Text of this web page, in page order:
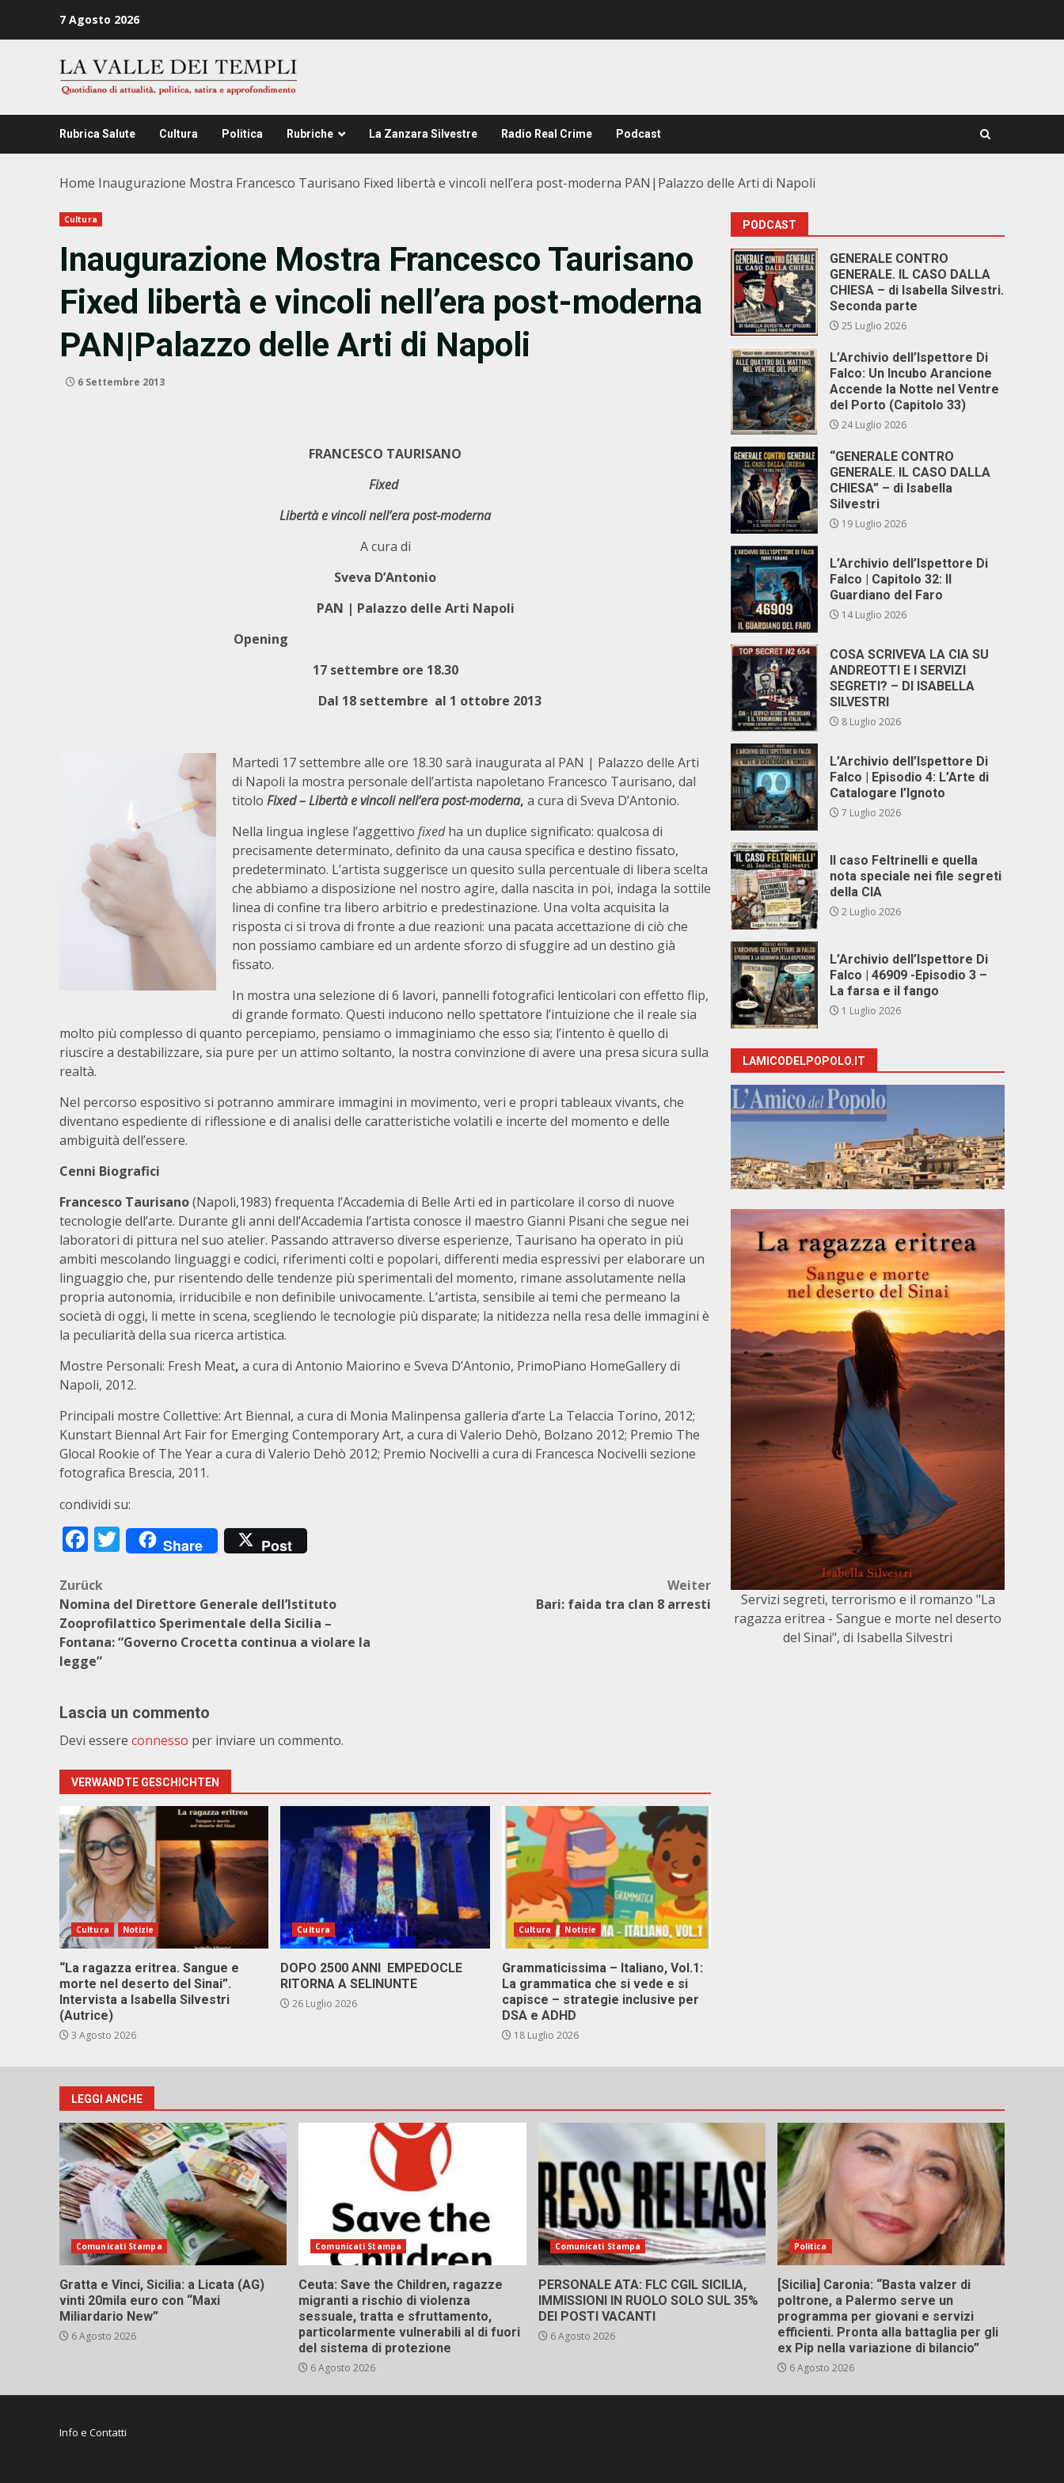
7 Agosto 2026
Rubrica Salute Cultura Politica Rubriche La Zanzara Silvestre Radio Real Crime Podcast
Home Inaugurazione Mostra Francesco Taurisano Fixed libertà e vincoli nell’era post-moderna PAN|Palazzo delle Arti di Napoli
Cultura
Inaugurazione Mostra Francesco Taurisano
Fixed libertà e vincoli nell’era post-moderna
PAN|Palazzo delle Arti di Napoli
6 Settembre 2013
FRANCESCO TAURISANO
Fixed
Libertà e vincoli nell’era post-moderna
A cura di
Sveva D’Antonio
PAN | Palazzo delle Arti Napoli
Opening
17 settembre ore 18.30
Dal 18 settembre al 1 ottobre 2013
Martedì 17 settembre alle ore 18.30 sarà inaugurata al PAN | Palazzo delle Arti
di Napoli la mostra personale dell’artista napoletano Francesco Taurisano, dal
titolo Fixed – Libertà e vincoli nell’era post-moderna, a cura di Sveva D’Antonio.
Nella lingua inglese l’aggettivo fixedha un duplice significato: qualcosa di
precisamente determinato, definito da una causa specifica e destino fissato,
predeterminato. L’artista suggerisce un quesito sulla percentuale di libera scelta
che abbiamo a disposizione nel nostro agire, dalla nascita in poi, indaga la sottile
linea di confine tra libero arbitrio e predestinazione. Una volta acquisita la
risposta ci si trova di fronte a due reazioni: una pacata accettazione di ciò che
non possiamo cambiare ed un ardente sforzo di sfuggire ad un destino già
fissato.
In mostra una selezione di 6 lavori, pannelli fotografici lenticolari con effetto flip,
di grande formato. Questi inducono nello spettatore l’intuizione che il reale sia
molto più complesso di quanto percepiamo, pensiamo o immaginiamo che esso sia; l’intento è quello di
riuscire a destabilizzare, sia pure per un attimo soltanto, la nostra convinzione di avere una presa sicura sulla
realtà.
Nel percorso espositivo si potranno ammirare immagini in movimento, veri e propri tableaux vivants, che
diventano espediente di riflessione e di analisi delle caratteristiche volatili e incerte del momento e delle
ambiguità dell’essere.
Cenni Biografici
Francesco Taurisano(Napoli,1983) frequenta l’Accademia di Belle Arti ed in particolare il corso di nuove
tecnologie dell’arte. Durante gli anni dell’Accademia l’artista conosce il maestro Gianni Pisani che segue nei
laboratori di pittura nel suo atelier. Passando attraverso diverse esperienze, Taurisano ha operato in più
ambiti mescolando linguaggi e codici, riferimenti colti e popolari, differenti media espressivi per elaborare un
linguaggio che, pur risentendo delle tendenze più sperimentali del momento, rimane assolutamente nella
propria autonomia, irriducibile e non definibile univocamente. L’artista, sensibile ai temi che permeano la
società di oggi, li mette in scena, scegliendo le tecnologie più disparate; la nitidezza nella resa delle immagini è
la peculiarità della sua ricerca artistica.
Mostre Personali: Fresh Meat, a cura di Antonio Maiorino e Sveva D’Antonio, PrimoPiano HomeGallery di
Napoli, 2012.
Principali mostre Collettive: Art Biennal, a cura di Monia Malinpensa galleria d’arte La Telaccia Torino, 2012;
Kunstart Biennal Art Fair for Emerging Contemporary Art, a cura di Valerio Dehò, Bolzano 2012; Premio The
Glocal Rookie of The Year a cura di Valerio Dehò 2012; Premio Nocivelli a cura di Francesca Nocivelli sezione
fotografica Brescia, 2011.
condividi su:
Facebook
Twitter
Share Post
Beitragsnavigation
Zurück
Nomina del Direttore Generale dell’Istituto
Zooprofilattico Sperimentale della Sicilia –
Fontana: “Governo Crocetta continua a violare la
legge”
Weiter
Bari: faida tra clan 8 arresti
Lascia un commento
Devi essere connesso per inviare un commento.
VERWANDTE GESCHICHTEN
Cultura Notizie
“La ragazza eritrea. Sangue e
morte nel deserto del Sinai”.
Intervista a Isabella Silvestri
(Autrice)
3 Agosto 2026
Cultura
DOPO 2500 ANNI EMPEDOCLE
RITORNA A SELINUNTE
26 Luglio 2026
Cultura Notizie
Grammaticissima – Italiano, Vol.1:
La grammatica che si vede e si
capisce – strategie inclusive per
DSA e ADHD
18 Luglio 2026
PODCAST
GENERALE CONTRO
GENERALE. IL CASO DALLA
CHIESA – di Isabella Silvestri.
Seconda parte
25 Luglio 2026
L’Archivio dell’Ispettore Di
Falco: Un Incubo Arancione
Accende la Notte nel Ventre
del Porto (Capitolo 33)
24 Luglio 2026
“GENERALE CONTRO
GENERALE. IL CASO DALLA
CHIESA” – di Isabella
Silvestri
19 Luglio 2026
L’Archivio dell’Ispettore Di
Falco | Capitolo 32: Il
Guardiano del Faro
14 Luglio 2026
COSA SCRIVEVA LA CIA SU
ANDREOTTI E I SERVIZI
SEGRETI? – DI ISABELLA
SILVESTRI
8 Luglio 2026
L’Archivio dell’Ispettore Di
Falco | Episodio 4: L’Arte di
Catalogare l’Ignoto
7 Luglio 2026
Il caso Feltrinelli e quella
nota speciale nei file segreti
della CIA
2 Luglio 2026
L’Archivio dell’Ispettore Di
Falco | 46909 -Episodio 3 –
La farsa e il fango
1 Luglio 2026
LAMICODELPOPOLO.IT
Servizi segreti, terrorismo e il romanzo "La
ragazza eritrea - Sangue e morte nel deserto
del Sinai", di Isabella Silvestri
LEGGI ANCHE
Comunicati Stampa
Gratta e Vinci, Sicilia: a Licata (AG)
vinti 20mila euro con “Maxi
Miliardario New”
6 Agosto 2026
Comunicati Stampa
Ceuta: Save the Children, ragazze
migranti a rischio di violenza
sessuale, tratta e sfruttamento,
particolarmente vulnerabili al di fuori
del sistema di protezione
6 Agosto 2026
Comunicati Stampa
PERSONALE ATA: FLC CGIL SICILIA,
IMMISSIONI IN RUOLO SOLO SUL 35%
DEI POSTI VACANTI
6 Agosto 2026
Politica
[Sicilia] Caronia: “Basta valzer di
poltrone, a Palermo serve un
programma per giovani e servizi
efficienti. Pronta alla battaglia per gli
ex Pip nella variazione di bilancio”
6 Agosto 2026
Info e Contatti